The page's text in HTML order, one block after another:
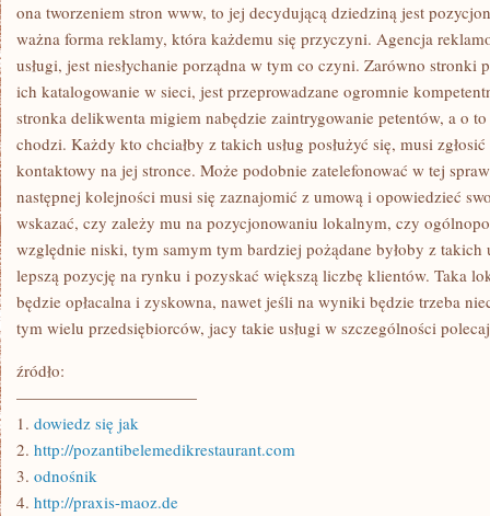
ona tworzeniem stron www, to jej decydującą dziedziną jest
ważna forma reklamy, która każdemu się przyczyni. Agencja
usługi, jest niesłychanie porządna w tym co czyni. Zarówno stronki
ich katalogowanie w sieci, jest przeprowadzane ogromnie
stronka delikwenta migiem nabędzie zaintrygowanie petentów, a o
chodzi. Każdy kto chciałby z takich usług posłużyć się, musi
kontaktowy na jej stronce. Może podobnie zatelefonować w tej
następnej kolejności musi się zaznajomić z umową i opowiedzieć
wskazać, czy zależy mu na pozycjonowaniu lokalnym, czy
względnie niski, tym samym tym bardziej pożądane byłoby z takich
lepszą pozycję na rynku i pozyskać większą liczbę klientów. Taka
będzie opłacalna i zyskowna, nawet jeśli na wyniki będzie trzeba
tym wielu przedsiębiorców, jacy takie usługi w szczególności
źródło:
———————————
1. dowiedz się jak
2. http://pozantibelemedikrestaurant.com
3. odnośnik
4. http://praxis-maoz.de